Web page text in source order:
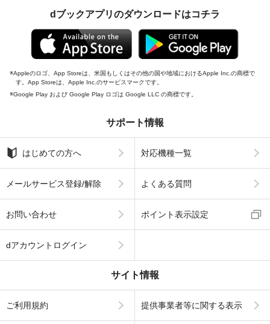
dブックアプリのダウンロードはコチラ
Appleのロゴ、App Storeは、米国もしくはその他の国や地域におけるApple Inc.の商標で
す。App Storeは、Apple Inc.のサービスマークです。
Google Play および Google Play ロゴは Google LLC の商標です。
サポート情報
はじめての方へ 対応機種一覧
メールサービス登録/解除 よくある質問
お問い合わせ ポイント表示設定
dアカウントログイン
サイト情報
ご利用規約 提供事業者等に関する表示